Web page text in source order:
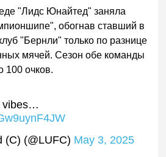
"Лидс Юнайтед" заняла
обогнав ставший в
"Бернли" только по разнице
мячей. Сезон обе команды
100 очков.
vibes…
(@LUFC) May 3, 2025